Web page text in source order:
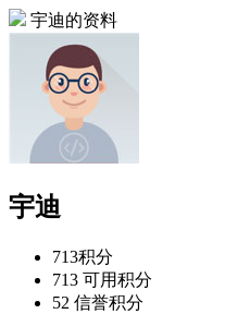
宇迪的资料
宇迪
713积分
713 可用积分
52 信誉积分